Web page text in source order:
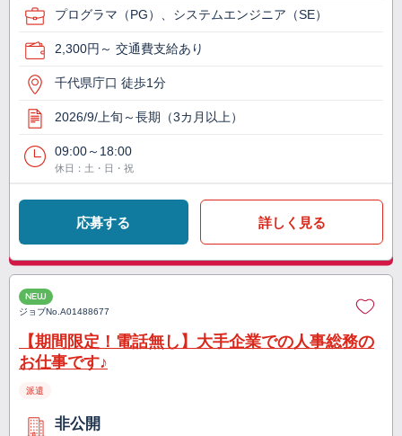
プログラマ（PG）、システムエンジニア（SE）
2,300円～ 交通費支給あり
千代県庁口 徒歩1分
2026/9/上旬～長期（3カ月以上）
09:00～18:00
休日：土・日・祝
応募する 詳しく見る
NEW
ジョブNo.A01488677
【期間限定！電話無し】大手企業での人事総務の
お仕事です♪
派遣
非公開